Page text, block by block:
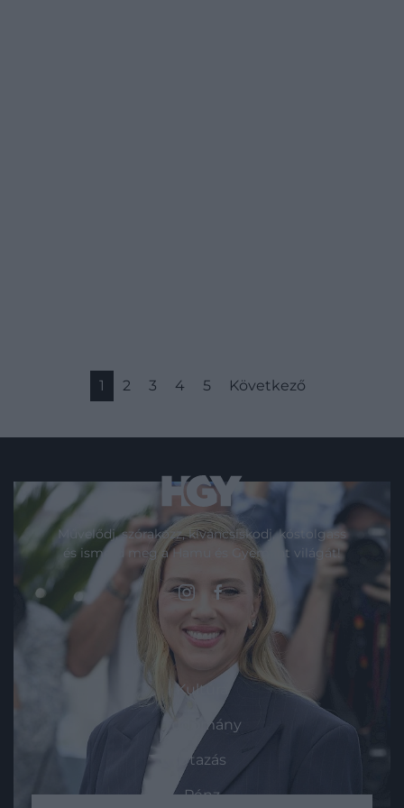
1 2 3 4 5 Következő
Művelődj, szórakozz, kíváncsiskodj, kóstolgass
és ismerd meg a Hamu és Gyémánt világát!
ROVATOK
Kultúra
Tudomány
Utazás
Pénz